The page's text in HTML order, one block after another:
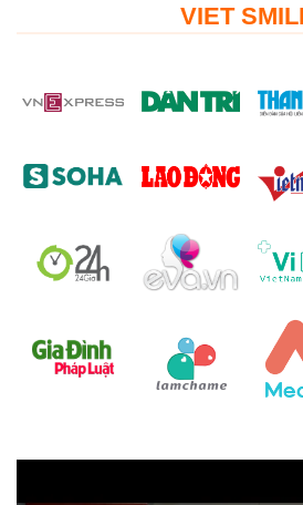
VIET